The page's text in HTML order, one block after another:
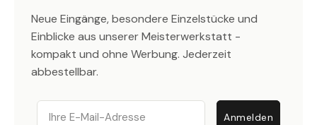
Neue Eingänge, besondere Einzelstücke und
Einblicke aus unserer Meisterwerkstatt -
kompakt und ohne Werbung. Jederzeit
abbestellbar.
Email
Anmelden